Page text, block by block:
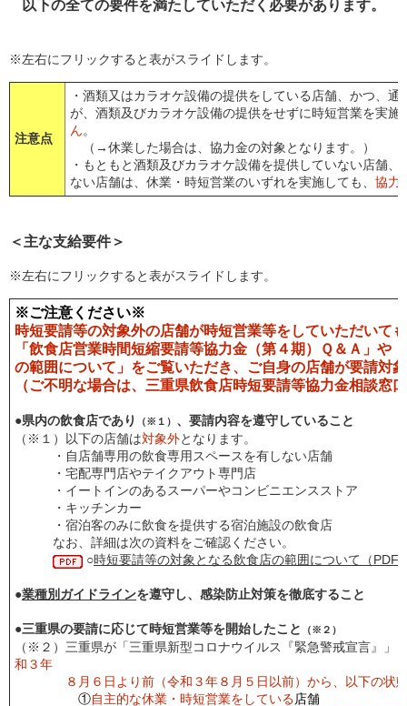
以下の全ての要件を満たしていただく必要があります。
※左右にフリックすると表がスライドします。
注意点
・酒類又はカラオケ設備の提供をしている店舗、かつ、
が、酒類及びカラオケ設備の提供をせずに時短営業を実施
ん。
（→休業した場合は、協力金の対象となります。）
・もともと酒類及びカラオケ設備を提供していない店舗
ない店舗は、休業・時短営業のいずれを実施しても、 協力
＜主な支給要件＞
※左右にフリックすると表がスライドします。
※ご注意ください※
時短要請等の対象外の店舗が時短営業等をしていただいて
「飲食店営業時間短縮要請等協力金（第４期）Ｑ＆Ａ」や
の範囲について」をご覧いただき、ご自身の店舗が要請対
（ご不明な場合は、三重県飲食店時短要請等協力金相談窓
●県内の飲食店であり （※１） 、要請内容を遵守していること
（※１）以下の店舗は対象外となります。
・自店舗専用の飲食専用スペースを有しない店舗
・宅配専門店やテイクアウト専門店
・イートインのあるスーパーやコンビニエンスストア
・キッチンカー
・宿泊客のみに飲食を提供する宿泊施設の飲食店
なお、詳細は次の資料をご確認ください。
○時短要請等の対象となる飲食店の範囲について（PDF
●業種別ガイドラインを遵守し、感染防止対策を徹底すること
●三重県の要請に応じて時短営業等を開始したこと （※２）
（※２）三重県が「三重県新型コロナウイルス『緊急警戒宣言』」
和３年
８月６日より前（令和３年８月５日以前）から、以下の状態
①自主的な休業・時短営業をしている店舗